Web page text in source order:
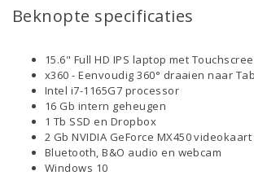
Beknopte specificaties
15.6" Full HD IPS laptop met
x360 - Eenvoudig 360° draaien naar
Intel i7-1165G7 processor
16 Gb intern geheugen
1 Tb SSD en Dropbox
2 Gb NVIDIA GeForce MX450 videokaart
Bluetooth, B&O audio en webcam
Windows 10